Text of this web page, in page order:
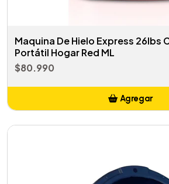
Maquina De Hielo Express 26lbs
Portátil Hogar Red ML
$80.990
Agregar